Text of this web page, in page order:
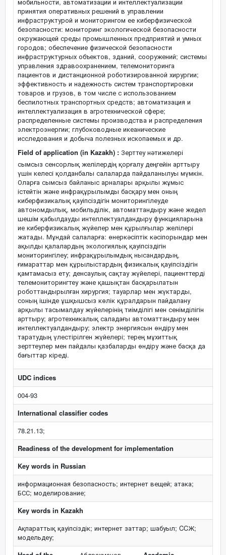
принятия оперативных решений в управлении
инфраструктурой и мониторингом ее киберфизической
безопасности: мониторинг экологической безопасности
окружающей среды промышленных предприятий и умных
городов; обеспечение физической безопасности
инфраструктурных объектов, зданий, сооружений; системы
управления здравоохранением, телемониторинга
пациентов и дистанционной роботизированной хирургии;
эффективность и надежность систем транспортировки
товаров и грузов, в том числе с использованием
беспилотных транспортных средств; автоматизация и
интеллектуализация в агротехнической сфере;
распределенные системы производства и распределения
электроэнергии; глубоководные икеанические
исследования и добыча полезных ископаемых и др.
Field of application (in Kazakh) : Зерттеу нәтижелері
сымсыз сенсорлық желілердің қорғалу деңгейін арттыру
үшін келесі қолданбалы салаларда пайдаланылуы мүмкін.
Оларға сымсыз байланыс арналары арқылы жұмыс
істейтін және инфрақұрылымды басқару мен оның
киберфизикалық қауіпсіздігін мониторингілеуде
автономдылық, мобильділік, автоматтандыру және жедел
шешім қабылдауды интеллектуалдандыру функцияларына
ие киберфизикалық жүйелер мен құрылғылар желілері
жатады. Мұндай салаларға: өнеркәсіптік кәсіпорындар мен
ақылды қалалардың экологиялық қауіпсіздігін
мониторингілеу; инфрақұрылымдық нысандардың,
ғимараттар мен құрылыстардың физикалық қауіпсіздігін
қамтамасыз ету; денсаулық сақтау жүйелері, пациенттерді
телемониторингтеу және қашықтан басқарылатын
роботтандырылған хирургия; тауарлар мен жүктарды,
соның ішінде ұшқышсыз көлік құралдарын пайдалану
арқылы тасымалдау жүйелерінің тиімділігі мен сенімділігін
арттыру; агротехникалық саладағы автоматтандыру мен
интеллектуалдандыру; электр энергиясын өндіру мен
таратудың үлестірілген жүйелері; терең мұхиттық
зерттеулер мен пайдалы қазбаларды өндіру және басқа да
бағыттар кіреді.
UDC indices
004-93
International classifier codes
78.21.13;
Readiness of the development for implementation
Key words in Russian
информационная безопасность; интернет вещей; атака;
БСС; моделирование;
Key words in Kazakh
Ақпараттық қауіпсіздік; интернет заттар; шабуыл; CCЖ;
модельдеу;